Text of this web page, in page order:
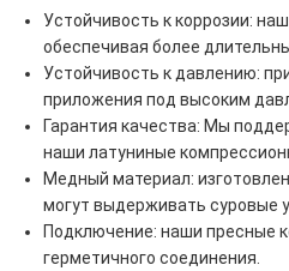
Устойчивость к коррозии:
обеспечивая более
Устойчивость к давлению:
приложения под высоким
Гарантия качества: Мы
наши латуниные
Медный материал:
могут выдерживать суровые
Подключение: наши пресные
герметичного соединения.